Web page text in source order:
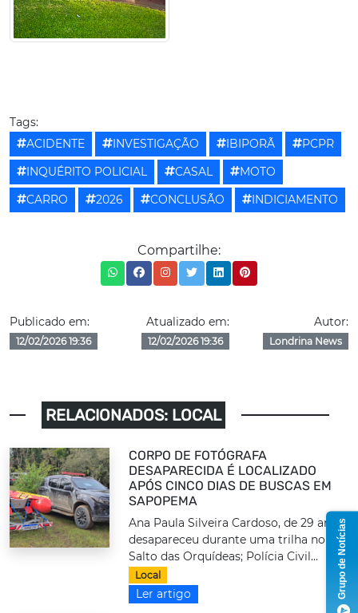
Tags:
ACIDENTE
INVESTIGAÇÃO IBIPORÃ
PCPR
INQUÉRITO POLICIAL
CASAL
MOTO
CARRO
2026 CONCLUSÃO INDICIAMENTO
Compartilhe:
Publicado em:
12/02/2026 19:36
Atualizado em:
12/02/2026 19:36
Autor:
Londrina News
RELACIONADOS: LOCAL
CORPO DE FOTÓGRAFA
DESAPARECIDA É LOCALIZADO
APÓS CINCO DIAS DE BUSCAS EM
SAPOPEMA
Ana Paula Silveira Cardoso, de 29 anos,
desapareceu durante uma trilha no
Salto das Orquídeas; Polícia Civil...
Local
Ler artigo Grupo de Notícias